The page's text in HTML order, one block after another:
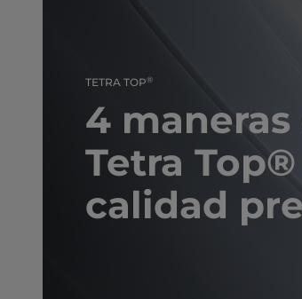
TETRA TOP®
4
Tetra
calidad